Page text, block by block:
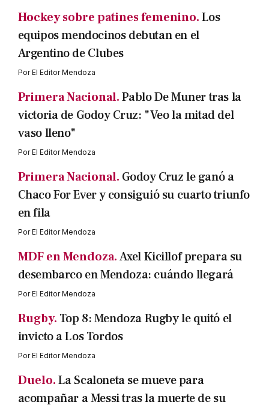
Hockey sobre patines femenino.Los
equipos mendocinos debutan en el
Argentino de Clubes
PorEl Editor Mendoza
Primera Nacional.Pablo De Muner tras la
victoria de Godoy Cruz: "Veo la mitad del
vaso lleno"
PorEl Editor Mendoza
Primera Nacional. Godoy Cruz le ganó a
Chaco For Ever y consiguió su cuarto triunfo
en fila
PorEl Editor Mendoza
MDF en Mendoza.Axel Kicillof prepara su
desembarco en Mendoza: cuándo llegará
PorEl Editor Mendoza
Rugby. Top 8: Mendoza Rugby le quitó el
invicto a Los Tordos
PorEl Editor Mendoza
Duelo.La Scaloneta se mueve para
acompañar a Messi tras la muerte de su